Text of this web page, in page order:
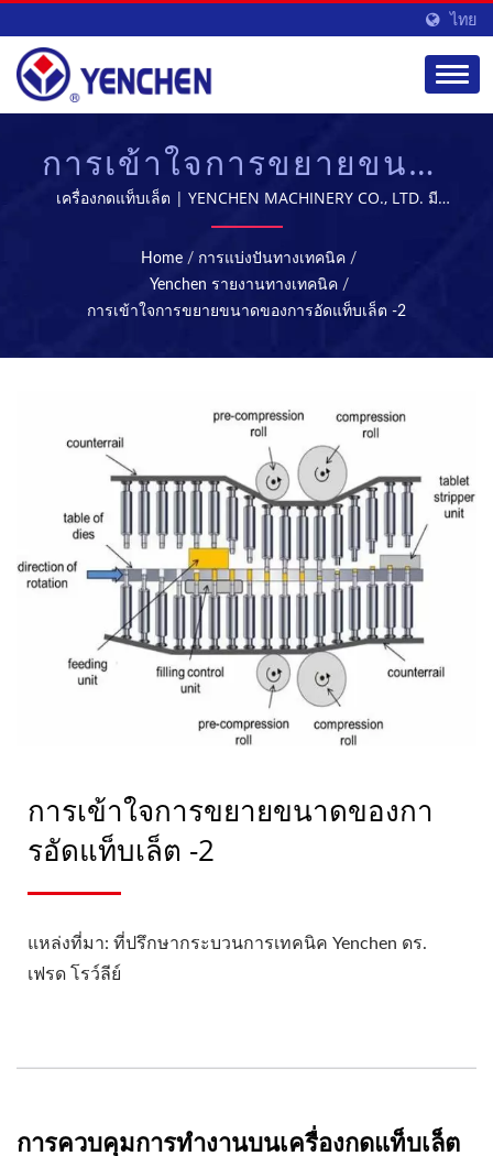
ไทย
การเข้าใจการขยายขนาด
ของการบีบอัดแท็บเล็ต -2
| เครื่องแท็บเล็ต & การ
ฆ่าเชื้อ - อุปกรณ์การผลิต
เครื่องกดแท็บเล็ต | YENCHEN MACHINERY CO., LTD. มี
ความเชี่ยวชาญในการผลิตเครื่องจักรทางการแพทย์มาเป็นเวลา
60 ปี.
Home / การแบ่งปันทางเทคนิค /
Yenchen รายงานทางเทคนิค /
การเข้าใจการขยายขนาดของการอัดแท็บเล็ต -2
การเข้าใจการขยายขนาดของกา
รอัดแท็บเล็ต -2
แหล่งที่มา: ที่ปรึกษากระบวนการเทคนิค Yenchen ดร.
เฟรด โรว์ลีย์
การควบคุมการทำงานบนเครื่องกดแท็บเล็ต